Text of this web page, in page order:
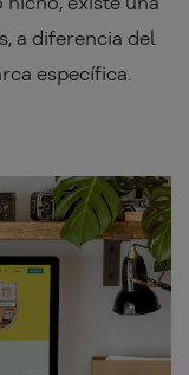
a diferencia del
específica.